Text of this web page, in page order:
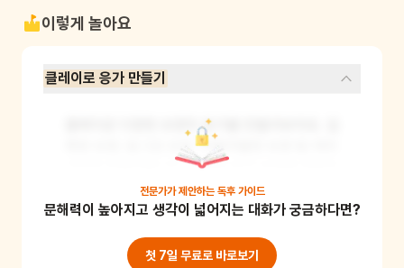
이렇게 놀아요
클레이로 응가 만들기
클레이로 다양한 모양의 응가를 만들어보아요. 길
쭉한 모양, 동그란 모양, 꾸불꾸불한 모양 등 여러
가지로 만들어봅니다. 다양한 응가 모양을 양육자
에게 소개해주어요. 그리고 인형으로 응가 놀이를
해보아요. 인형이 변기에 앉아 힘을 주었을 때 변
기에 어린이가 만든 응가모형이 풍덩 떨어지는 것
도 재미있겠죠? 이 활동을 통해 배변활동에 친숙
전문가가 제안하는 독후 가이드
문해력이 높아지고 생각이 넓어지는 대화가 궁금하다면?
첫 7일 무료로 바로보기